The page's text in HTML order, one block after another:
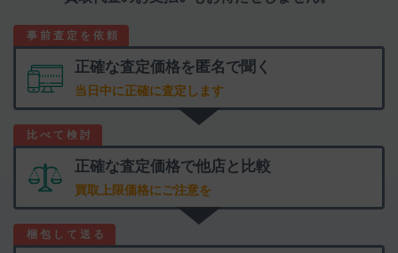
正確な査定価格を 匿名で聞く
当日中に正確に査定します
正確な査定価格で他店と比較
買取上限価格にご注意を